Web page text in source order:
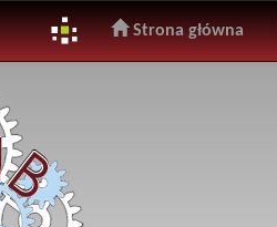
Strona główna